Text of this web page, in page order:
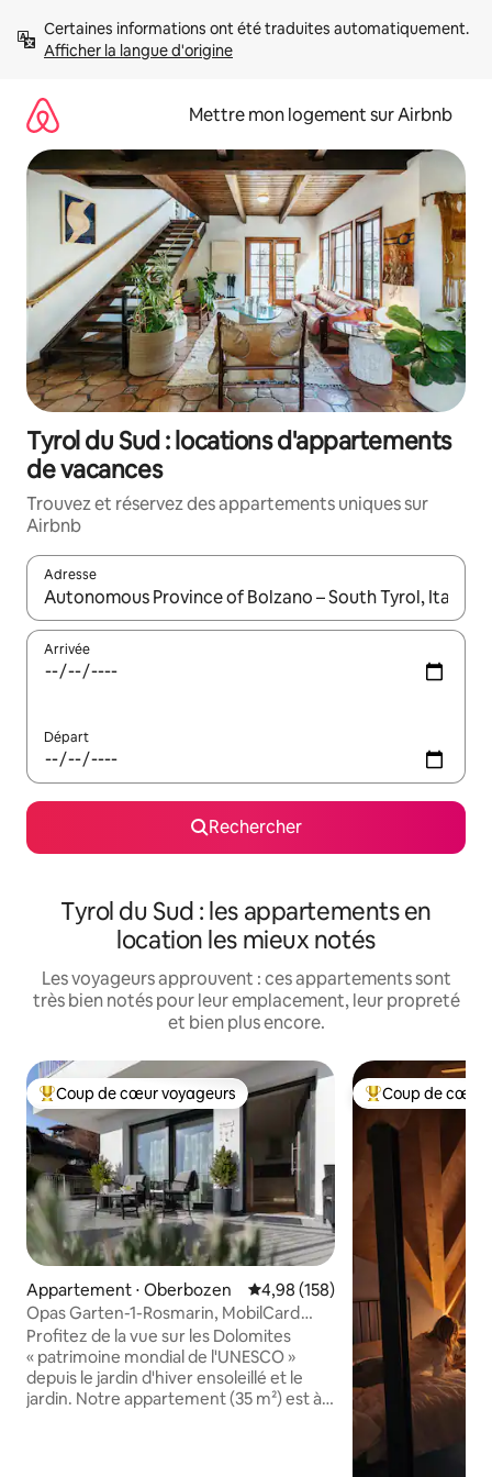
directement
Afficher la langue d'origine
Mettre mon logement sur Airbnb
Tyrol du Sud : locations d'appartements
de vacances
Trouvez et réservez des appartements uniques sur
Airbnb
Adresse
Lorsque les résultats s'affichent, utilisez les flèches vers le
Arrivée
Départ
Rechercher
Tyrol du Sud : les appartements en
location les mieux notés
Les voyageurs approuvent : ces appartements sont
très bien notés pour leur emplacement, leur propreté
et bien plus encore.
Coups de cœur voyageurs les plus appréciés
Coup de cœur voyageurs
Appartement ⋅ Oberbozen Évaluation moyenne sur la
4,98 (158)
Opas Garten-1-Rosmarin, MobilCard
gratuite
Profitez de la vue sur les Dolomites
« patrimoine mondial de l'UNESCO »
depuis le jardin d'hiver ensoleillé et le
jardin. Notre appartement (35 m²) est à
Coups de cœur
Coup de cœur